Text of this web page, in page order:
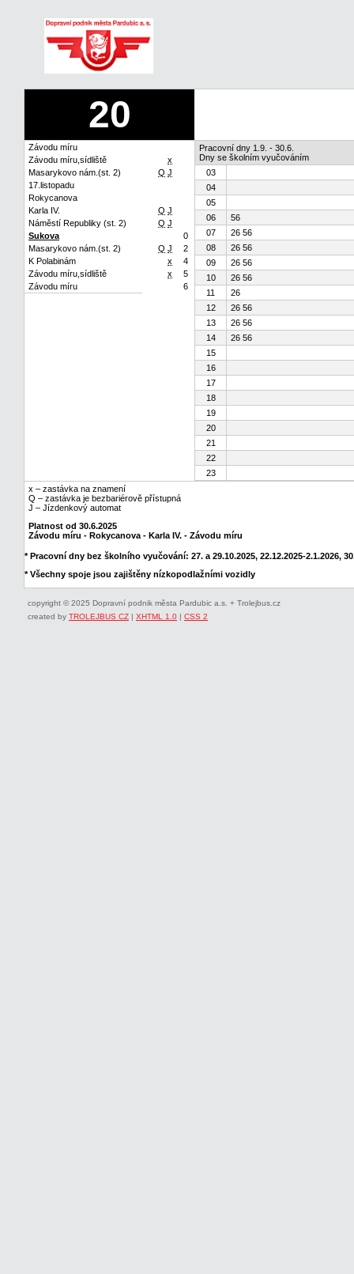
20
Závodu míru
Závodu míru,sídliště
x
Masarykovo nám.(st. 2)
Q J
17.listopadu
Rokycanova
Karla IV.
Q J
Náměstí Republiky (st. 2)
Q J
Sukova
0
Masarykovo nám.(st. 2)
Q J
2
K Polabinám
x
4
Závodu míru,sídliště
x
5
Závodu míru
6
Pracovní dny 1.9. - 30.6.
Dny se školním vyučováním
03
04
05
06
56
07
26 56
08
26 56
09
26 56
10
26 56
11
26
12
26 56
13
26 56
14
26 56
15
16
17
18
19
20
21
22
23
x – zastávka na znamení
Q – zastávka je bezbariérově přístupná
J – Jízdenkový automat
Platnost od 30.6.2025
Závodu míru - Rokycanova - Karla IV. - Závodu míru
* Pracovní dny bez školního vyučování: 27. a 29.10.2025, 22.12.2025-2.1.2026,
* Všechny spoje jsou zajištěny nízkopodlažními vozidly
copyright © 2025 Dopravní podnik města Pardubic a.s. + Trolejbus.cz
created by TROLEJBUS CZ | XHTML 1.0 | CSS 2